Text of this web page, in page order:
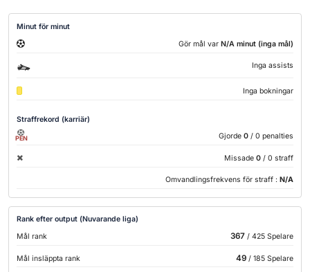
Minut för minut
Gör mål var N/A minut (inga mål)
Inga assists
Inga bokningar
Straffrekord (karriär)
PEN Gjorde 0 / 0 penalties
Missade 0 / 0 straff
Omvandlingsfrekvens för straff : N/A
Rank efter output (Nuvarande liga)
Mål rank
367/ 425 Spelare
Mål insläppta rank 49/ 185 Spelare